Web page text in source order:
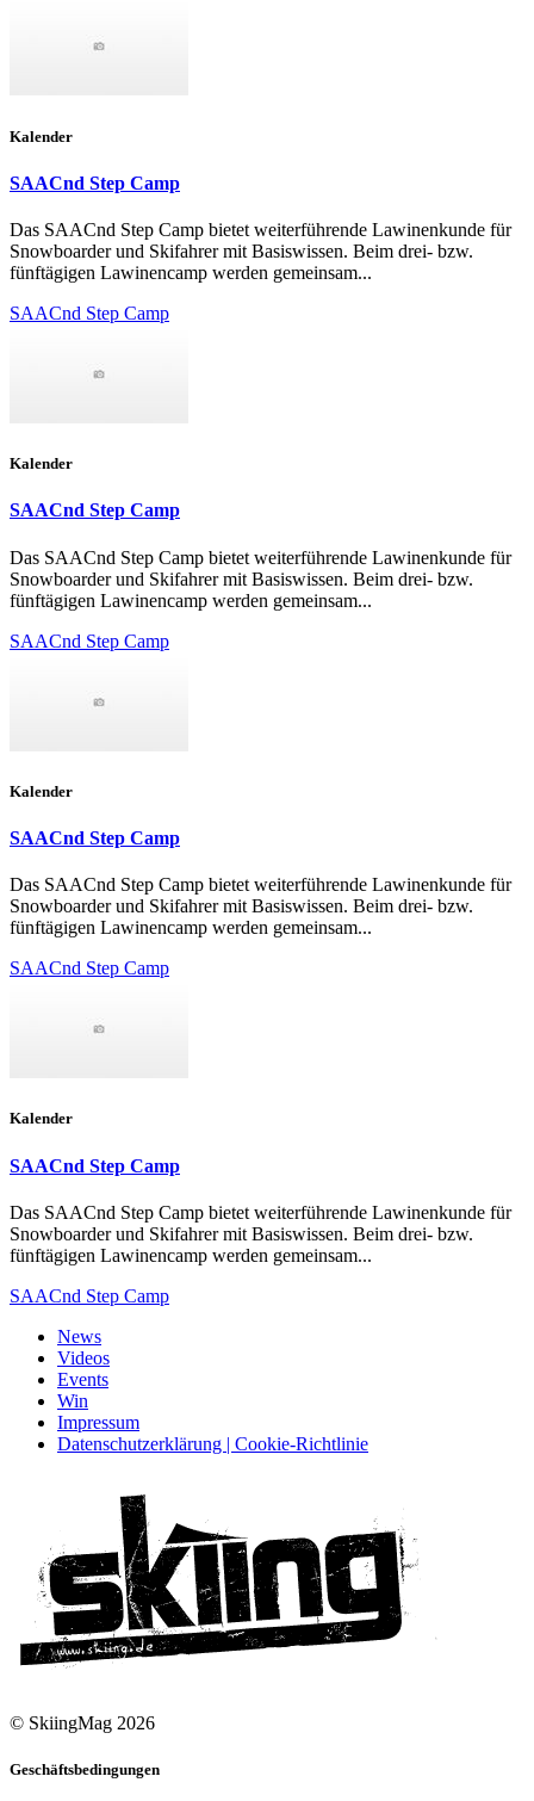
Kalender
SAACnd Step Camp
Das SAACnd Step Camp bietet weiterführende Lawinenkunde für
Snowboarder und Skifahrer mit Basiswissen. Beim drei- bzw.
fünftägigen Lawinencamp werden gemeinsam...
SAACnd Step Camp
Kalender
SAACnd Step Camp
Das SAACnd Step Camp bietet weiterführende Lawinenkunde für
Snowboarder und Skifahrer mit Basiswissen. Beim drei- bzw.
fünftägigen Lawinencamp werden gemeinsam...
SAACnd Step Camp
Kalender
SAACnd Step Camp
Das SAACnd Step Camp bietet weiterführende Lawinenkunde für
Snowboarder und Skifahrer mit Basiswissen. Beim drei- bzw.
fünftägigen Lawinencamp werden gemeinsam...
SAACnd Step Camp
Kalender
SAACnd Step Camp
Das SAACnd Step Camp bietet weiterführende Lawinenkunde für
Snowboarder und Skifahrer mit Basiswissen. Beim drei- bzw.
fünftägigen Lawinencamp werden gemeinsam...
SAACnd Step Camp
News
Videos
Events
Win
Impressum
Datenschutzerklärung | Cookie-Richtlinie
© SkiingMag 2026
Geschäftsbedingungen